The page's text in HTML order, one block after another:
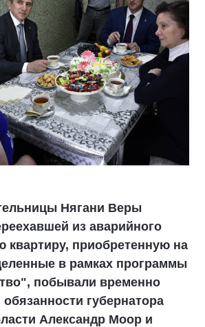
Нягани Веры
из аварийного
квартиру, приобретенную на
в рамках программы
побывали временно
губернатора
Александр Моор и